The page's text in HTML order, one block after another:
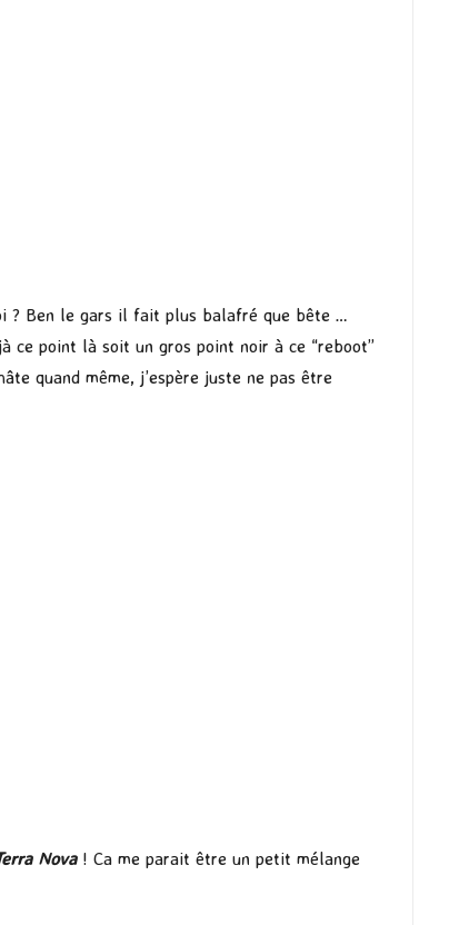
? Ben le gars il fait plus balafré que bête …
ce point là soit un gros point noir à ce “reboot”
quand même, j’espère juste ne pas être
Nova! Ca me parait être un petit mélange